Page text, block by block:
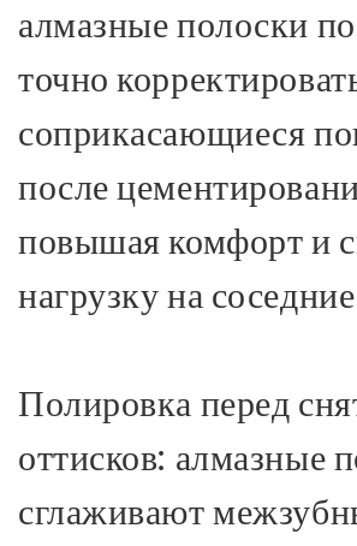
алмазные полоски
точно
соприкасающиеся
после
повышая комфорт и
нагрузку на
Полировка перед
оттисков: алмазные
сглаживают